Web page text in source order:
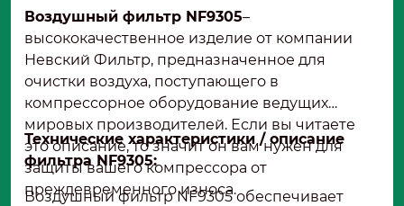
Воздушный фильтр NF9305–
высококачественное изделие от компании
Невский Фильтр, предназначенное для
очистки воздуха, поступающего в
компрессорное оборудование ведущих
мировых производителей. Если вы читаете
это описание, то значит он вам нужен для
защиты вашего компрессора от
преждевременного износа.
Технические характеристики / описание
фильтра NF9305:
Воздушный фильтр NF9305 обеспечивает